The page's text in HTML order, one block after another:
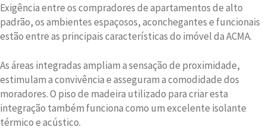
Exigência entre os compradores de apartamentos de alto
padrão, os ambientes espaçosos, aconchegantes e funcionais
estão entre as principais características do imóvel da ACMA.
As áreas integradas ampliam a sensação de proximidade,
estimulam a convivência e asseguram a comodidade dos
moradores. O piso de madeira utilizado para criar esta
integração também funciona como um excelente isolante
térmico e acústico.